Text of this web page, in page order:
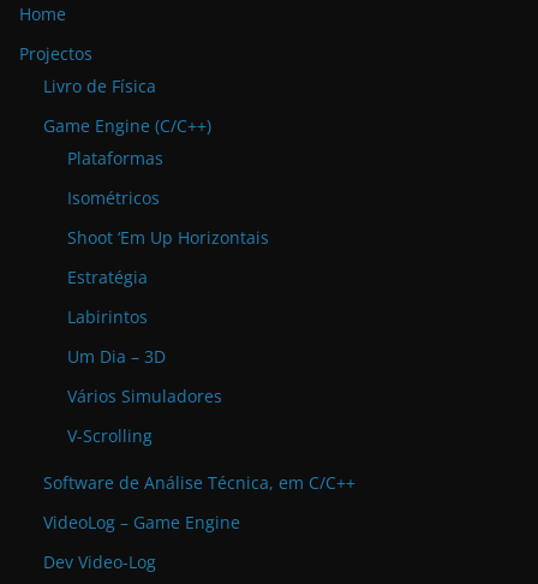
Home
Projectos
Livro de Física
Game Engine (C/C++)
Plataformas
Isométricos
Shoot ‘Em Up Horizontais
Estratégia
Labirintos
Um Dia – 3D
Vários Simuladores
V-Scrolling
Software de Análise Técnica, em C/C++
VideoLog – Game Engine
Dev Video-Log